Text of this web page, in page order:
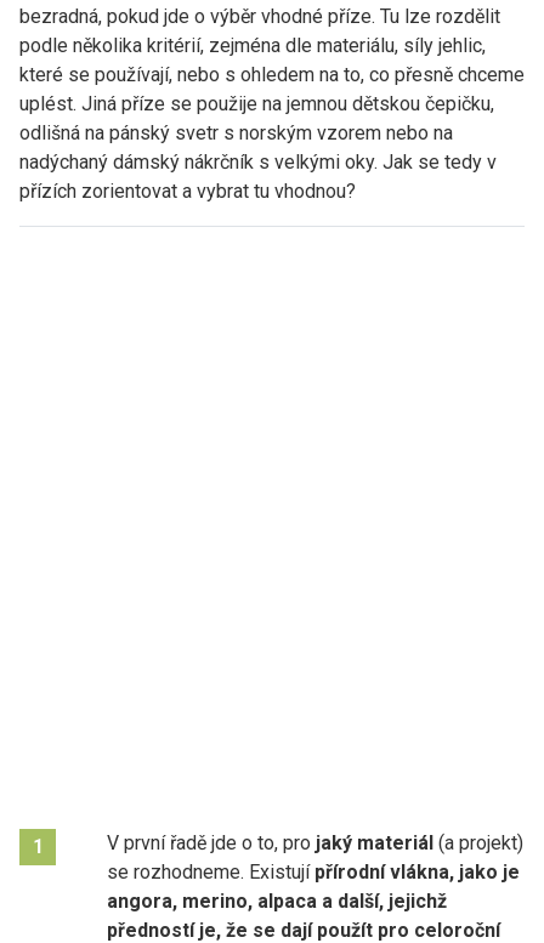
bezradná, pokud jde o výběr vhodné příze. Tu lze rozdělit
podle několika kritérií, zejména dle materiálu, síly jehlic,
které se používají, nebo s ohledem na to, co přesně chceme
uplést. Jiná příze se použije na jemnou dětskou čepičku,
odlišná na pánský svetr s norským vzorem nebo na
nadýchaný dámský nákrčník s velkými oky. Jak se tedy v
přízích zorientovat a vybrat tu vhodnou?
1 V první řadě jde o to, pro jaký materiál (a projekt)
se rozhodneme. Existují přírodní vlákna, jako je
angora, merino, alpaca a další, jejichž
předností je, že se dají použít pro celoroční